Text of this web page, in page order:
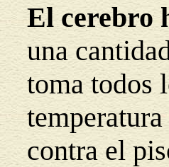
El cerebro
una
toma todos
contra el